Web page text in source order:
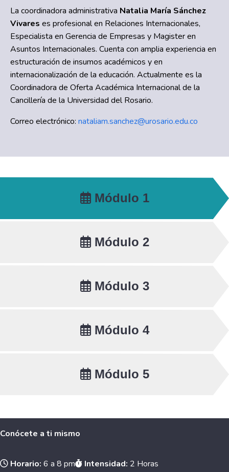
La coordinadora administrativa Natalia María Sánchez
Vivares es profesional en Relaciones Internacionales,
Especialista en Gerencia de Empresas y Magister en
Asuntos Internacionales. Cuenta con amplia experiencia en
estructuración de insumos académicos y en
internacionalización de la educación. Actualmente es la
Coordinadora de Oferta Académica Internacional de la
Cancillería de la Universidad del Rosario.
Correo electrónico: nataliam.sanchez@urosario.edu.co
Módulo 1
Módulo 2
Módulo 3
Módulo 4
Módulo 5
Conócete a ti mismo
Horario: 6 a 8 pm Intensidad: 2 Horas